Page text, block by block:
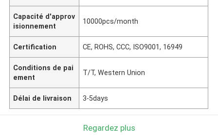
Capacité d'approv
isionnement
10000pcs/month
Certification CE, ROHS, CCC, ISO9001, 16949
Conditions de pai
ement
T/T, Western Union
Délai de livraison 3-5days
Regardez plus